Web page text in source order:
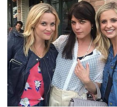
Virály
Sex a vztahy
Videa
Sledujte prima+